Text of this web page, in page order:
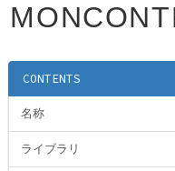
CONTENTS
名称
ライブラリ